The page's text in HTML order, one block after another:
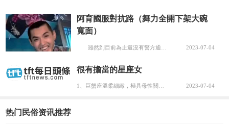
阿育國服對抗路（舞力全開下架大碗
寬面）
2023-07-04
很有擔當的星座女
1、巨蟹座溫柔細緻，極具母性關懷，包容心特别強大，而且性格不急不躁，不高調不強勢，他們具備溫暖的屬性... 2023-07-04
热门民俗资讯推荐